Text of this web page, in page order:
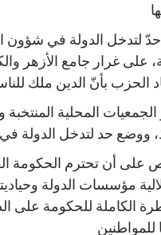
لتدخل الدولة في
على غرار جامع الأزهر
الحزب بأنّ الدين ملك
الجمعيات المحلية
ووضع حد لتدخل الدولة في
على أن تحترم الحكومة
مؤسسات الدولة
الكاملة للحكومة على
للمواطنين